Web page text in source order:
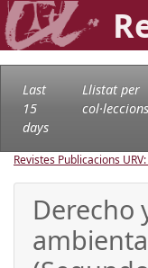
Last
15
days
Llistat per
col·leccions
Revistes Publicacions
Derecho